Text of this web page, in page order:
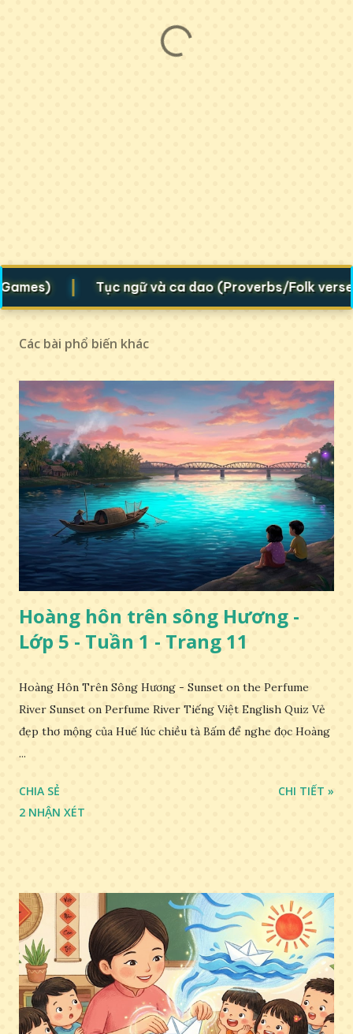
| Tục ngữ và ca dao (Proverbs/Folk verses) |
Các bài phổ biến khác
Hoàng hôn trên sông Hương -
Lớp 5 - Tuần 1 - Trang 11
Hoàng Hôn Trên Sông Hương - Sunset on the Perfume
River Sunset on Perfume River Tiếng Việt English Quiz Vẻ
đẹp thơ mộng của Huế lúc chiều tà Bấm để nghe đọc Hoàng
...
CHIA SẺ
2 NHẬN XÉT
CHI TIẾT »